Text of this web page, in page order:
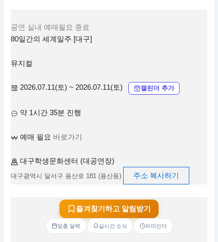
공연 실내 예매필요 종료
80일간의 세계일주 [대구]
뮤지컬
2026.07.11(토) ~ 2026.07.11(토) 캘린더 추가
약 1시간 35분 진행
예매 필요 바로가기
대구학생문화센터 (대공연장)
대구광역시 달서구 용산로 181 (용산동) 주소 복사하기
즐겨찾기하고 알림받기
맞춤 달력 실시간 소식 리마인더